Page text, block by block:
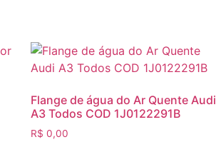
Flange de água do Ar Quente Audi
A3 Todos COD 1J0122291B
R$ 0,00